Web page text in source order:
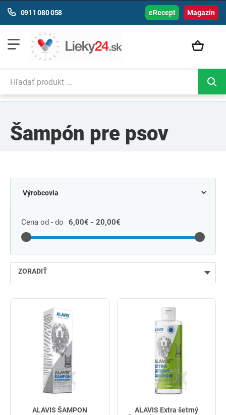
Magazín
0911 080 058 eRecept
Šampón pre psov
Cena od - do 6,00€ - 20,00€
ZORADIŤ
ALAVIS ŠAMPON
ALAVIS Extra šetrný